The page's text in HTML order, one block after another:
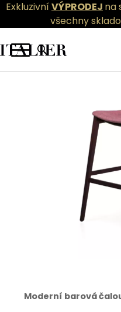
ExkluzivníVÝPRODEJ na
všechny
Moderní barová